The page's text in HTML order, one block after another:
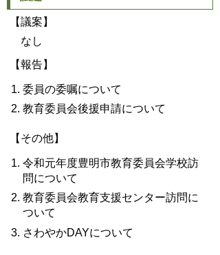
【議案】
なし
【報告】
委員の委嘱について
教育委員会後援申請について
【その他】
令和元年度豊明市教育委員会学校訪
問について
教育委員会教育支援センター訪問に
ついて
さわやかDAYについて